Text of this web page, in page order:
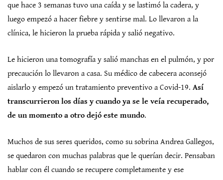
que hace 3 semanas tuvo una caída y se lastimó la cadera, y
luego empezó a hacer fiebre y sentirse mal. Lo llevaron a la
clínica, le hicieron la prueba rápida y salió negativo.
Le hicieron una tomografía y salió manchas en el pulmón, y por
precaución lo llevaron a casa. Su médico de cabecera aconsejó
aislarlo y empezó un tratamiento preventivo a Covid-19. Así
transcurrieron los días y cuando ya se le veía recuperado,
de un momento a otro dejó este mundo.
Muchos de sus seres queridos, como su sobrina Andrea Gallegos,
se quedaron con muchas palabras que le querían decir. Pensaban
hablar con él cuando se recupere completamente y ese